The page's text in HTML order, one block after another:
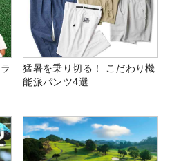
猛暑を乗り切る！ こだわり機
能派パンツ4選